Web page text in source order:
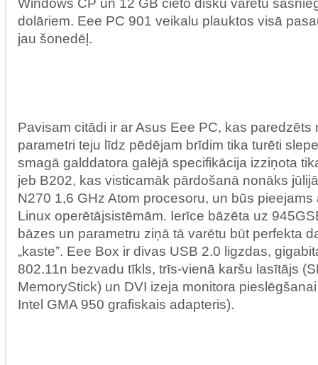
dolāriem. Eee PC 901 veikalu plauktos visā
jau šonedēļ.
Pavisam citādi ir ar Asus Eee PC, kas paredzēts
parametri teju līdz pēdējam brīdim tika turēti
smagā galddatora galējā specifikācija izziņota
jeb B202, kas visticamāk pārdošanā nonāks
N270 1,6 GHz Atom procesoru, un būs
Linux operētājsistēmām. Ierīce bāzēta uz
bāzes un parametru ziņā tā varētu būt perfekta
„kaste”. Eee Box ir divas USB 2.0 ligzdas,
802.11n bezvadu tīkls, trīs-vienā karšu lasītājs
MemoryStick) un DVI izeja monitora
Intel GMA 950 grafiskais adapteris).